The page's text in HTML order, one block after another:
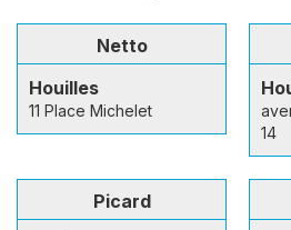
Netto
Houilles
11 Place Michelet
14
Picard